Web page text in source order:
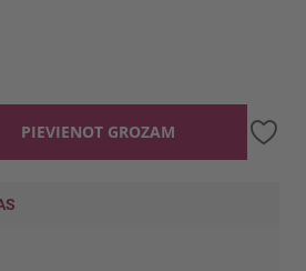
PIEVIENOT GROZAM